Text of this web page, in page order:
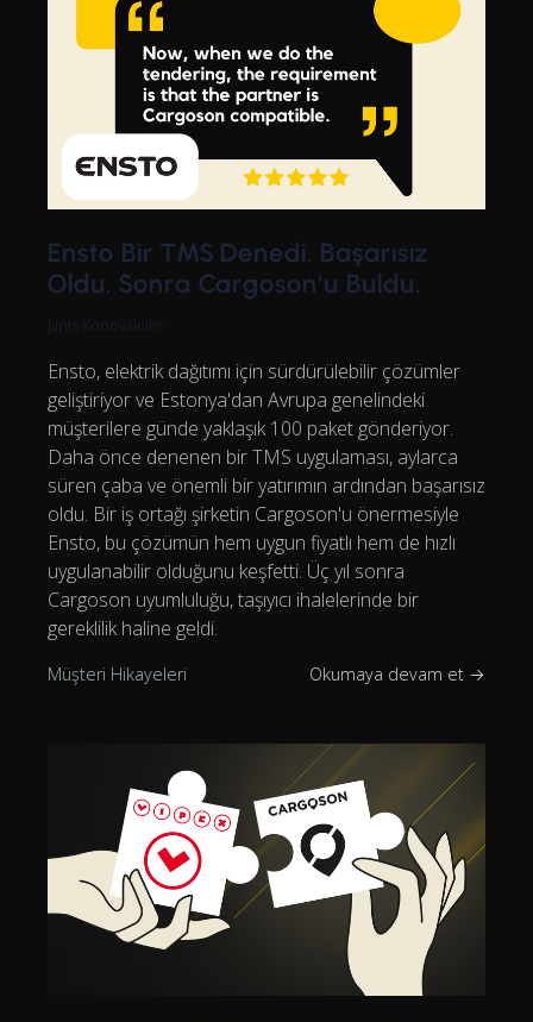
Ensto Bir TMS Denedi. Başarısız
Oldu. Sonra Cargoson'u Buldu.
Janis Konovalciks
Ensto, elektrik dağıtımı için sürdürülebilir çözümler
geliştiriyor ve Estonya'dan Avrupa genelindeki
müşterilere günde yaklaşık 100 paket gönderiyor.
Daha önce denenen bir TMS uygulaması, aylarca
süren çaba ve önemli bir yatırımın ardından başarısız
oldu. Bir iş ortağı şirketin Cargoson'u önermesiyle
Ensto, bu çözümün hem uygun fiyatlı hem de hızlı
uygulanabilir olduğunu keşfetti. Üç yıl sonra
Cargoson uyumluluğu, taşıyıcı ihalelerinde bir
gereklilik haline geldi.
Müşteri Hikayeleri Okumaya devam et →